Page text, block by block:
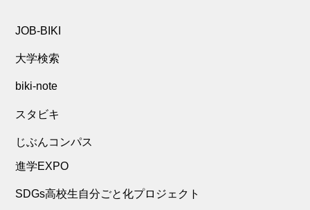
JOB-BIKI
大学検索
biki-note
スタビキ
じぶんコンパス
進学EXPO
SDGs高校生自分ごと化プロジェクト